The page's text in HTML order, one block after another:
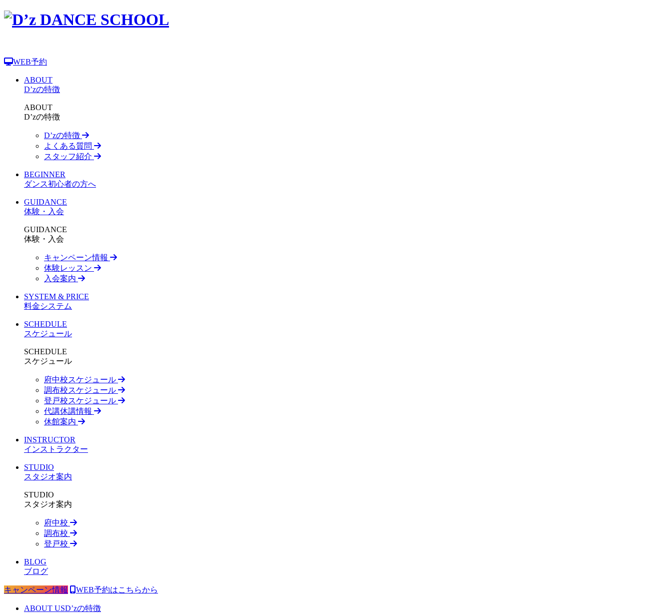
WEB予約
ABOUT
D’zの特徴
ABOUT
D’zの特徴
D’zの特徴
よくある質問
スタッフ紹介
BEGINNER
ダンス初心者の方へ
GUIDANCE
体験・入会
GUIDANCE
体験・入会
キャンペーン情報
体験レッスン
入会案内
SYSTEM & PRICE
料金システム
SCHEDULE
スケジュール
SCHEDULE
スケジュール
府中校スケジュール
調布校スケジュール
登戸校スケジュール
代講休講情報
休館案内
INSTRUCTOR
インストラクター
STUDIO
スタジオ案内
STUDIO
スタジオ案内
府中校
調布校
登戸校
BLOG
ブログ
キャンペーン情報 WEB予約はこちらから
ABOUT USD’zの特徴